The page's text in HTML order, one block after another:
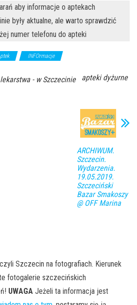
aby informacje o aptekach
były aktualne, ale warto sprawdzić
numer telefonu do apteki
INFOrmacje
- w Szczecinie
apteki dyżurne
ARCHIWUM.
Szczecin.
Wydarzenia.
19.05.2019.
Szczeciński
Bazar Smakoszy
@ OFF Marina
Szczecin na fotografiach. Kierunek
fotogalerie szczecińskich
UWAGA Jeżeli ta informacja jest